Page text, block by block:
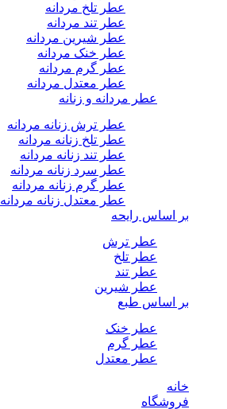
عطر تلخ مردانه
عطر تند مردانه
عطر شیرین مردانه
عطر خنک مردانه
عطر گرم مردانه
عطر معتدل مردانه
عطر مردانه و زنانه
عطر ترش زنانه مردانه
عطر تلخ زنانه مردانه
عطر تند زنانه مردانه
عطر سرد زنانه مردانه
عطر گرم زنانه مردانه
عطر معتدل زنانه مردانه
بر اساس رایحه
عطر ترش
عطر تلخ
عطر تند
عطر شیرین
بر اساس طبع
عطر خنک
عطر گرم
عطر معتدل
خانه
فروشگاه